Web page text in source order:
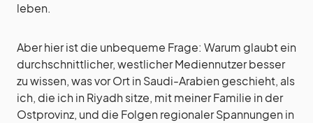
leben.
Aber hier ist die unbequeme Frage: Warum glaubt ein
durchschnittlicher, westlicher Mediennutzer besser
zu wissen, was vor Ort in Saudi-Arabien geschieht, als
ich, die ich in Riyadh sitze, mit meiner Familie in der
Ostprovinz, und die Folgen regionaler Spannungen in